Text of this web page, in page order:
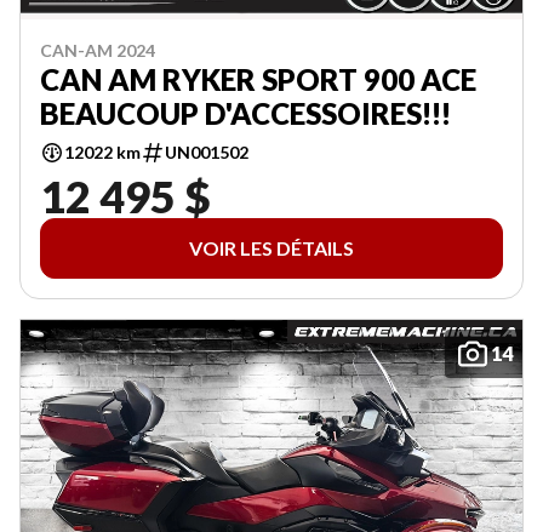
CAN-AM 2024
CAN AM RYKER SPORT 900 ACE
BEAUCOUP D'ACCESSOIRES!!!
12022 km UN001502
12 495 $
VOIR LES DÉTAILS
14